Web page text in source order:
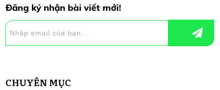
Đăng ký nhận bài viết mới!
CHUYÊN MỤC